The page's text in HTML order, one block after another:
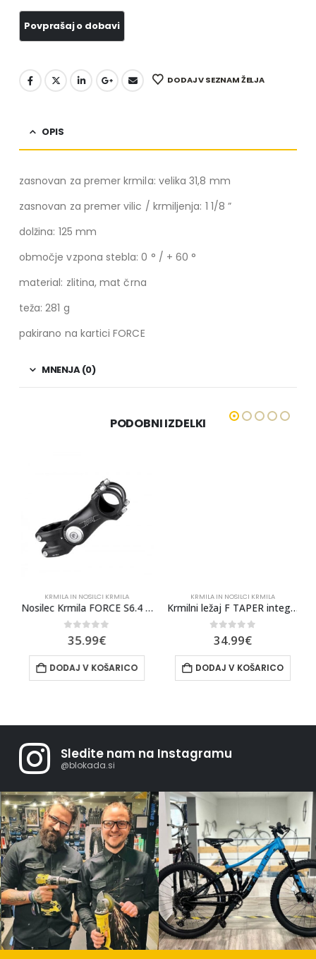
DODAJ V SEZNAM ŽELJA
OPIS
zasnovan za premer krmila: velika 31,8 mm
zasnovan za premer vilic / krmiljenja: 1 1/8 ”
dolžina: 125 mm
območje vzpona stebla: 0 ° / + 60 °
material: zlitina, mat črna
teža: 281 g
pakirano na kartici FORCE
MNENJA (0)
PODOBNI IZDELKI
KRMILA IN NOSILCI KRMILA
Nosilec Krmila FORCE S6.4 31,8/105mm Nastavljiva Al, Črna
0out of 5
35.99€
DODAJ V KOŠARICO
KRMILA IN NOSILCI KRMILA
Krmilni ležaj F TAPER integr.1 1/8”-1 1/2”36°
0out of 5
34.99€
DODAJ V KOŠARICO
Sledite nam na Instagramu
@blokada.si